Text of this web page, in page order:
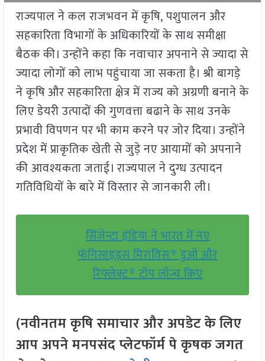
राज्यपाल ने कल राजभवन में कृषि, पशुपालन और
सहकारिता विभागों के अधिकारियों के साथ समीक्षा
बैठक की। उन्होंने कहा कि नवाचार अपनाने से ज्यादा से
ज्यादा लोगों को लाभ पहुंचाया जा सकता है। श्री बागड़े
ने कृषि और सहकारिता क्षेत्र में राज्य को अग्रणी बनाने के
लिए डेयरी उत्पादों की गुणवत्ता बढाने के साथ उनके
प्रभावी विपणन पर भी काम करने पर जोर दिया। उन्होंने
प्रदेश में प्राकृतिक खेती से जुड़े नए आयामों को अपनाने
की आवश्यकता जताई। राज्यपाल ने दुग्ध उत्पादन
गतिविधियों के बारे में विस्तार से जानकारी ली।
सिंजेन्टा इंडिया ने भारत में नए
फंगिसाइड्स मिराविस® डुओ और
रिफ्लेक्ट® टॉप लॉन्च किए
(नवीनतम कृषि समाचार और अपडेट के लिए
आप अपने मनपसंद प्लेटफॉर्म पे कृषक जगत